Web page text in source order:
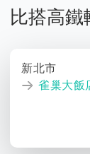
比搭高
新北市
雀巢大飯